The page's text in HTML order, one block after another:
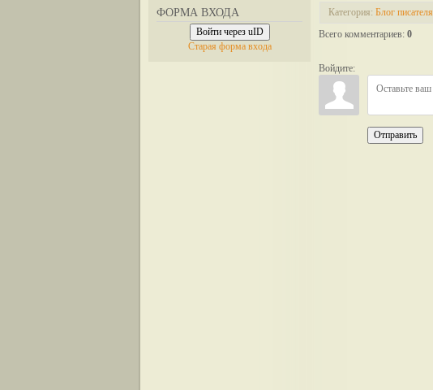
ФОРМА ВХОДА
Войти через uID
Старая форма входа
Категория: Блог писателя
Всего комментариев: 0
Войдите:
Отправить